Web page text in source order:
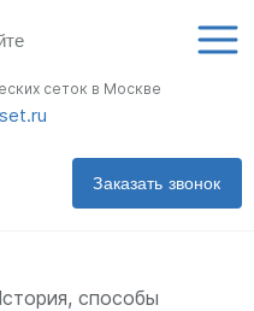
Заказать звонок
сеток в Москве
способы